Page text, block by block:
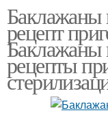
Баклажаны
рецепт
Баклажаны
рецепты